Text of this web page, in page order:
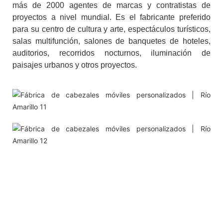
más de 2000 agentes de marcas y contratistas de
proyectos a nivel mundial. Es el fabricante preferido
para su centro de cultura y arte, espectáculos turísticos,
salas multifunción, salones de banquetes de hoteles,
auditorios, recorridos nocturnos, iluminación de
paisajes urbanos y otros proyectos.